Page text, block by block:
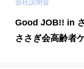
会社説明会
Good JOB!! in
ささぎ会高齢者